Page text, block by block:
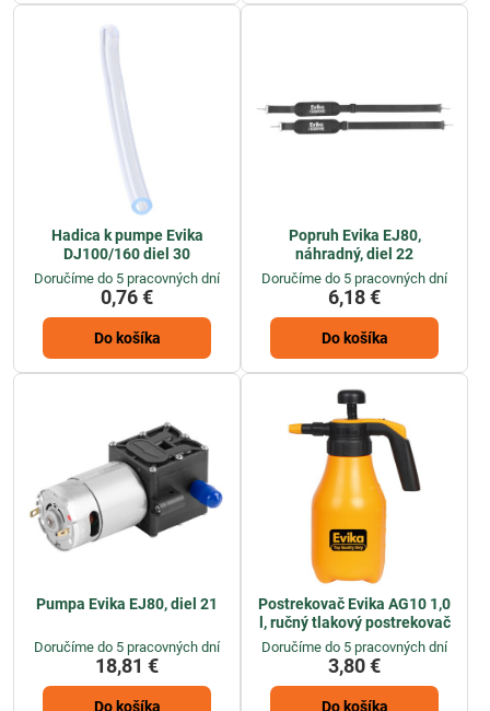
Hadica k pumpe Evika
DJ100/160 diel 30
Doručíme do 5 pracovných dní
0,76 €
Do košíka
Popruh Evika EJ80,
náhradný, diel 22
Doručíme do 5 pracovných dní
6,18 €
Do košíka
Pumpa Evika EJ80, diel 21
Doručíme do 5 pracovných dní
18,81 €
Do košíka
Postrekovač Evika AG10 1,0
l, ručný tlakový postrekovač
Doručíme do 5 pracovných dní
3,80 €
Do košíka